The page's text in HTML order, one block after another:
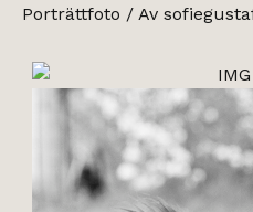
Porträttfoto / Av